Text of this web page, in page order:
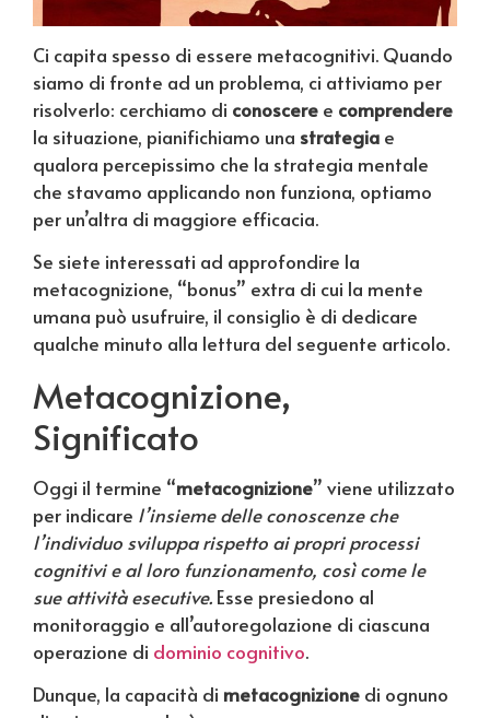
Ci capita spesso di essere metacognitivi. Quando
siamo di fronte ad un problema, ci attiviamo per
risolverlo: cerchiamo di conoscere e comprendere
la situazione, pianifichiamo una strategia e
qualora percepissimo che la strategia mentale
che stavamo applicando non funziona, optiamo
per un’altra di maggiore efficacia.
Se siete interessati ad approfondire la
metacognizione, “bonus” extra di cui la mente
umana può usufruire, il consiglio è di dedicare
qualche minuto alla lettura del seguente articolo.
Metacognizione,
Significato
Oggi il termine “metacognizione” viene utilizzato
per indicare l’insieme delle conoscenze che
l’individuo sviluppa rispetto ai propri processi
cognitivi e al loro funzionamento, così come le
sue attività esecutive. Esse presiedono al
monitoraggio e all’autoregolazione di ciascuna
operazione di dominio cognitivo.
Dunque, la capacità di metacognizione di ognuno